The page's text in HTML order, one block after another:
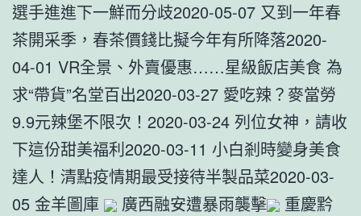
選手進進下一鮮而分歧2020-05-07 又到一年春
茶開采季，春茶價錢比擬今年有所降落2020-
04-01 VR全景、外賣優惠……星級飯店美食 為
求“帶貨”名堂百出2020-03-27 愛吃辣？麥當勞
9.9元辣堡不限次！2020-03-24 列位女神，請收
下這份甜美福利2020-03-11 小白剎時變身美食
達人！清點疫情期最受接待半製品菜2020-03-
05 金羊圖庫
廣西融安遭暴雨襲擊
重慶黔